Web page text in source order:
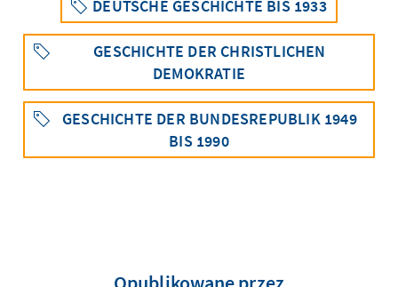
DEUTSCHE GESCHICHTE BIS 1933
GESCHICHTE DER CHRISTLICHEN
DEMOKRATIE
GESCHICHTE DER BUNDESREPUBLIK 1949
BIS 1990